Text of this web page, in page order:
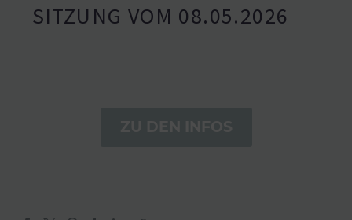
SITZUNG VOM 08.05.2026